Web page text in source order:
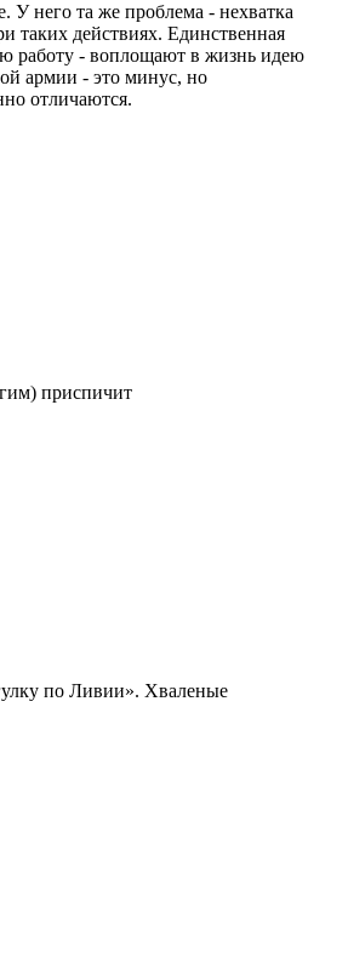
У него та же проблема - нехватка
таких действиях. Единственная
работу - воплощают в жизнь идею
армии - это минус, но
отличаются.
приспичит
по Ливии». Хваленые